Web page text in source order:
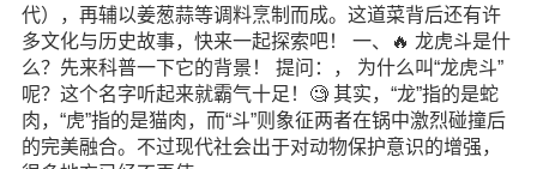
代），再辅以姜葱蒜等调料烹制而成。这道菜背后还有许
多文化与历史故事，快来一起探索吧！ 一、🔥 龙虎斗是什
么？先来科普一下它的背景！ 提问：， 为什么叫“龙虎斗”
呢？这个名字听起来就霸气十足！🧐 其实，“龙”指的是蛇
肉，“虎”指的是猫肉，而“斗”则象征两者在锅中激烈碰撞后
的完美融合。不过现代社会出于对动物保护意识的增强，